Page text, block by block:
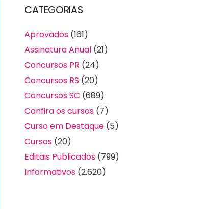
CATEGORIAS
Aprovados (161)
Assinatura Anual (21)
Concursos PR (24)
Concursos RS (20)
Concursos SC (689)
Confira os cursos (7)
Curso em Destaque (5)
Cursos (20)
Editais Publicados (799)
Informativos (2.620)